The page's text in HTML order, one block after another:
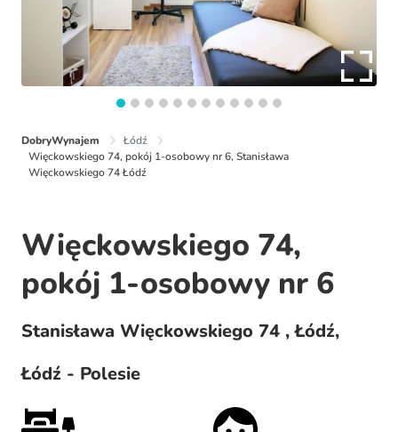
DobryWynajem
Łódź
Więckowskiego 74, pokój 1-osobowy nr 6, Stanisława
Więckowskiego 74 Łódź
Więckowskiego 74,
pokój 1-osobowy nr 6
Stanisława Więckowskiego 74 , Łódź,
Łódź - Polesie